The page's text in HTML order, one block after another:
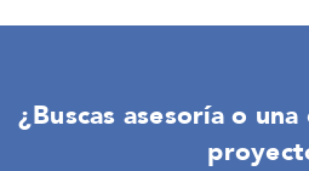
¿Buscas asesoría o